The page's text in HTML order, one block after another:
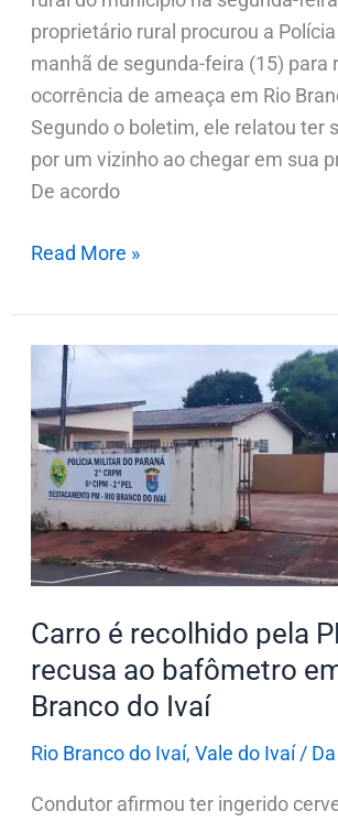
proprietário rural procurou a
manhã de segunda-feira (15) para
ocorrência de ameaça em Rio
Segundo o boletim, ele relatou ter
por um vizinho ao chegar em sua
De acordo
Read More »
Carro é recolhido pela
recusa ao bafômetro
Branco do Ivaí
Rio Branco do Ivaí, Vale do Ivaí/
Condutor afirmou ter ingerido
Carro
recolhido
pela
PM
após
recusa
ao
em
Rio
Branco
do